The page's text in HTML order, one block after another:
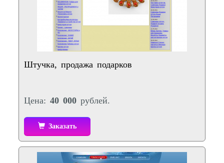
Штучка, продажа подарков
Цена: 40 000 рублей.
Заказать